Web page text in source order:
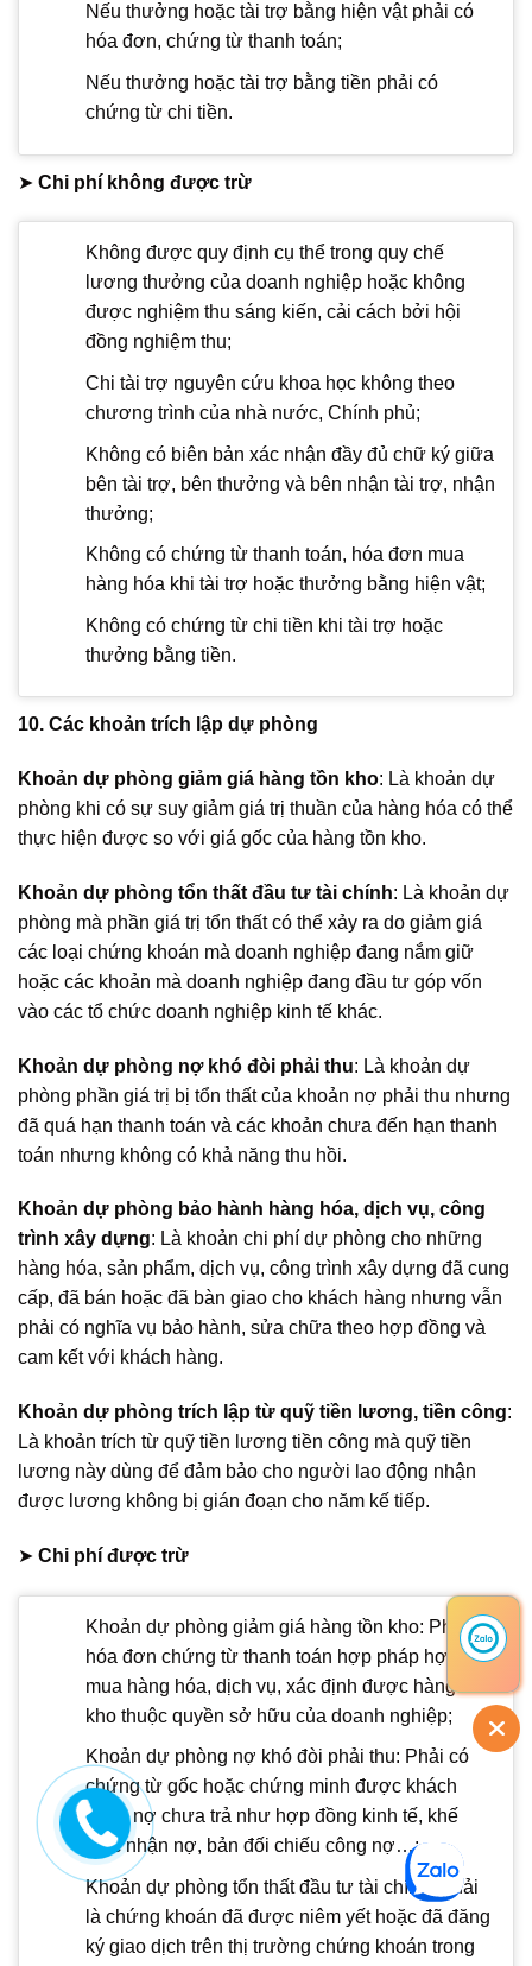
Nếu thưởng hoặc tài trợ bằng hiện vật phải có
hóa đơn, chứng từ thanh toán;
Nếu thưởng hoặc tài trợ bằng tiền phải có
chứng từ chi tiền.
➤ Chi phí không được trừ
Không được quy định cụ thể trong quy chế
lương thưởng của doanh nghiệp hoặc không
được nghiệm thu sáng kiến, cải cách bởi hội
đồng nghiệm thu;
Chi tài trợ nguyên cứu khoa học không theo
chương trình của nhà nước, Chính phủ;
Không có biên bản xác nhận đầy đủ chữ ký giữa
bên tài trợ, bên thưởng và bên nhận tài trợ, nhận
thưởng;
Không có chứng từ thanh toán, hóa đơn mua
hàng hóa khi tài trợ hoặc thưởng bằng hiện vật;
Không có chứng từ chi tiền khi tài trợ hoặc
thưởng bằng tiền.
10. Các khoản trích lập dự phòng
Khoản dự phòng giảm giá hàng tồn kho: Là khoản dự
phòng khi có sự suy giảm giá trị thuần của hàng hóa có thể
thực hiện được so với giá gốc của hàng tồn kho.
Khoản dự phòng tổn thất đầu tư tài chính: Là khoản dự
phòng mà phần giá trị tổn thất có thể xảy ra do giảm giá
các loại chứng khoán mà doanh nghiệp đang nắm giữ
hoặc các khoản mà doanh nghiệp đang đầu tư góp vốn
vào các tổ chức doanh nghiệp kinh tế khác.
Khoản dự phòng nợ khó đòi phải thu: Là khoản dự
phòng phần giá trị bị tổn thất của khoản nợ phải thu nhưng
đã quá hạn thanh toán và các khoản chưa đến hạn thanh
toán nhưng không có khả năng thu hồi.
Khoản dự phòng bảo hành hàng hóa, dịch vụ, công
trình xây dựng: Là khoản chi phí dự phòng cho những
hàng hóa, sản phẩm, dịch vụ, công trình xây dựng đã cung
cấp, đã bán hoặc đã bàn giao cho khách hàng nhưng vẫn
phải có nghĩa vụ bảo hành, sửa chữa theo hợp đồng và
cam kết với khách hàng.
Khoản dự phòng trích lập từ quỹ tiền lương, tiền công:
Là khoản trích từ quỹ tiền lương tiền công mà quỹ tiền
lương này dùng để đảm bảo cho người lao động nhận
được lương không bị gián đoạn cho năm kế tiếp.
➤ Chi phí được trừ
Khoản dự phòng giảm giá hàng tồn kho: Phải có
hóa đơn chứng từ thanh toán hợp pháp hợp lệ
mua hàng hóa, dịch vụ, xác định được hàng tồn
kho thuộc quyền sở hữu của doanh nghiệp;
Khoản dự phòng nợ khó đòi phải thu: Phải có
chứng từ gốc hoặc chứng minh được khách
hàng nợ chưa trả như hợp đồng kinh tế, khế
ước nhận nợ, bản đối chiếu công nợ…;
Khoản dự phòng tổn thất đầu tư tài chính: Phải
là chứng khoán đã được niêm yết hoặc đã đăng
ký giao dịch trên thị trường chứng khoán trong